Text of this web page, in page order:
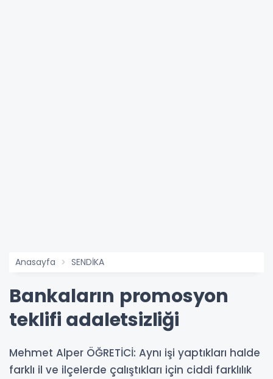
Anasayfa SENDİKA
Bankaların promosyon
teklifi adaletsizliği
Mehmet Alper ÖĞRETİCİ: Aynı işi yaptıkları halde
farklı il ve ilçelerde çalıştıkları için ciddi farklılık